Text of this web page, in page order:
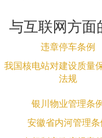
与互联网方
违章停车条例
我国核电站对建设质量
法规
银川物业管理条
安徽省内河管理条